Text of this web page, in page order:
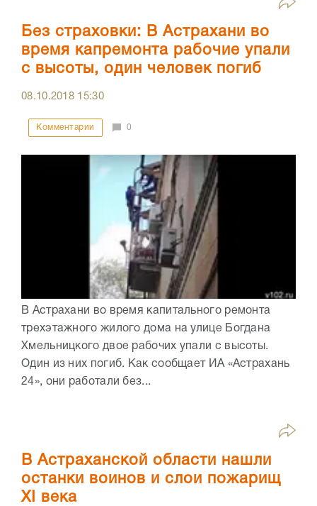
Без страховки: В Астрахани во
время капремонта рабочие упали
с высоты, один человек погиб
08.10.2018 15:30
Комментарии 0
В Астрахани во время капитального ремонта
трехэтажного жилого дома на улице Богдана
Хмельницкого двое рабочих упали с высоты.
Один из них погиб. Как сообщает ИА «Астрахань
24», они работали без...
В Астраханской области нашли
останки воинов и слои пожарищ
XI века